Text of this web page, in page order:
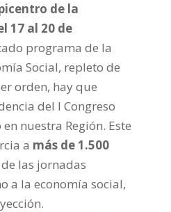
de la
17 al 20 de
programa de la
Social, repleto de
orden, hay que
del I Congreso
nuestra Región. Este
a más de 1.500
las jornadas
a la economía social,